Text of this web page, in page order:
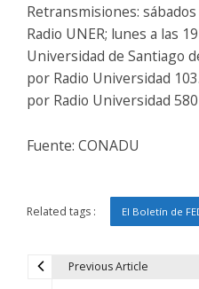
Retransmisiones:
Radio UNER; lunes a las
Universidad de Santiago
por Radio Universidad
por Radio Universidad
Fuente: CONADU
Related tags : El Boletín de
Previous Article